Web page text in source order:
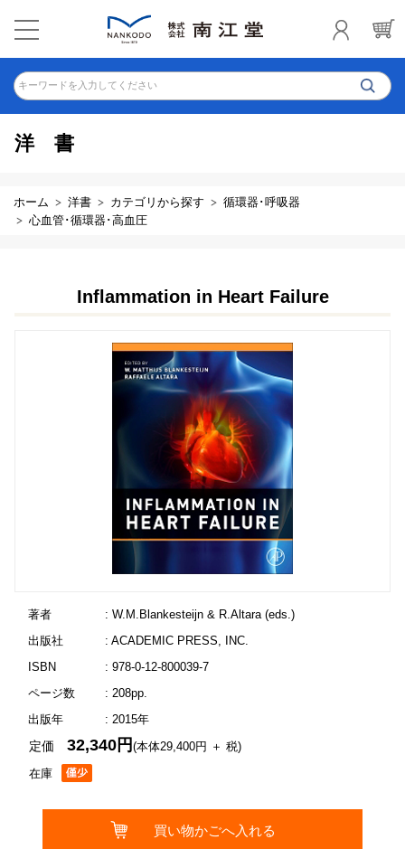
キーワードを入力してください
洋書
ホーム 洋書 カテゴリから探す
循環器･呼吸器
心血管･循環器･高血圧
Inflammation in Heart Failure
著者
: W.M.Blankesteijn & R.Altara (eds.)
出版社
: ACADEMIC PRESS, INC.
ISBN
: 978-0-12-800039-7
ページ数
: 208pp.
出版年
: 2015年
在庫
定価32,340円(本体29,400円 ＋ 税)